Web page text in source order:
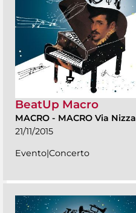
BeatUp Macro
MACRO - MACRO Via Nizza
21/11/2015
Evento|Concerto